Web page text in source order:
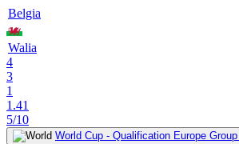
Belgia
Walia
4
3
1
1.41
5/10
World Cup - Qualification Europe